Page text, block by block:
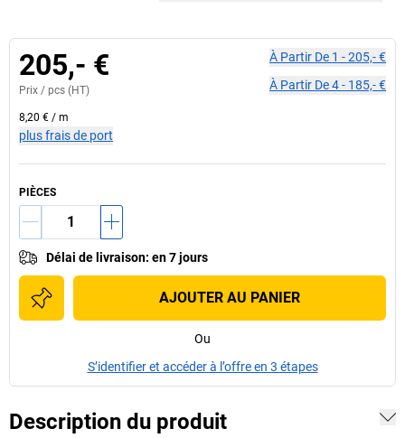
205,- €
Prix / pcs (HT)
8,20 € / m
plus frais de port
À Partir De 1 -205,- €
À Partir De4- 185,- €
PIÈCES
Délai de livraison: en 7 jours
AJOUTER AU PANIER
Ou
S’identifier et accéder à l’offre en 3 étapes
Description du produit